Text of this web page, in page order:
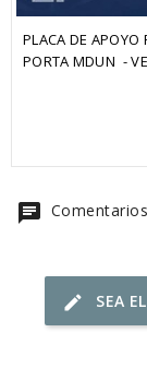
PLACA DE APOYO
PORTA MDUN  -
chat
edit SEA